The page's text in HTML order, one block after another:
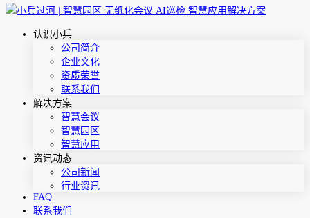
认识小兵
公司简介
企业文化
资质荣誉
联系我们
解决方案
智慧会议
智慧园区
智慧应用
资讯动态
公司新闻
行业资讯
FAQ
联系我们